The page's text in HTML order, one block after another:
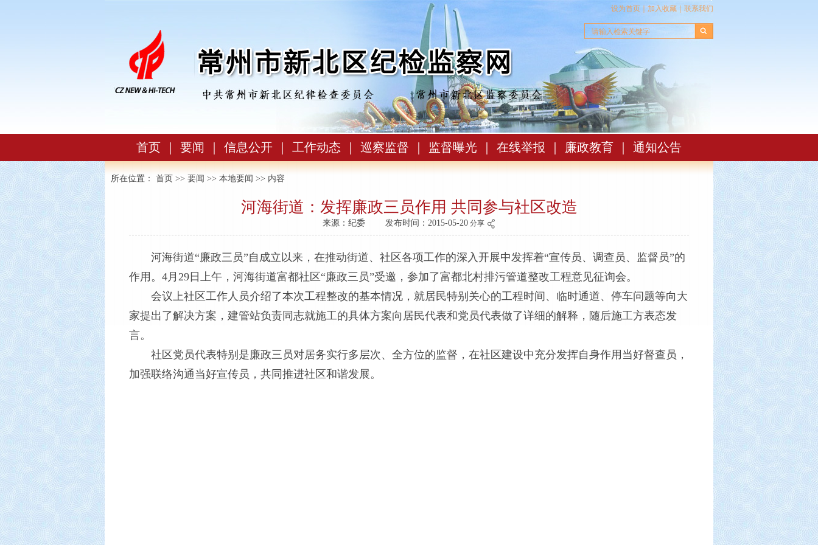
设为首页 加入收藏 联系我们
首页 要闻 信息公开 工作动态 巡察监督 监督曝光 在线举报 廉政教育 通知公告
所在位置： 首页 >> 要闻 >> 本地要闻 >> 内容
河海街道：发挥廉政三员作用 共同参与社区改造
来源：纪委 发布时间：2015-05-20 分享
河海街道“廉政三员”自成立以来，在推动街道、社区各项工作的深入开展中发挥着“宣传员、调查员、监督员”的
作用。4月29日上午，河海街道富都社区“廉政三员”受邀，参加了富都北村排污管道整改工程意见征询会。
会议上社区工作人员介绍了本次工程整改的基本情况，就居民特别关心的工程时间、临时通道、停车问题等向大
家提出了解决方案，建管站负责同志就施工的具体方案向居民代表和党员代表做了详细的解释，随后施工方表态发
言。
社区党员代表特别是廉政三员对居务实行多层次、全方位的监督，在社区建设中充分发挥自身作用当好督查员，
加强联络沟通当好宣传员，共同推进社区和谐发展。